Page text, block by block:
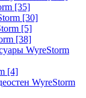
[35]
[30]
[5]
[38]
WyreStorm
[4]
WyreStorm